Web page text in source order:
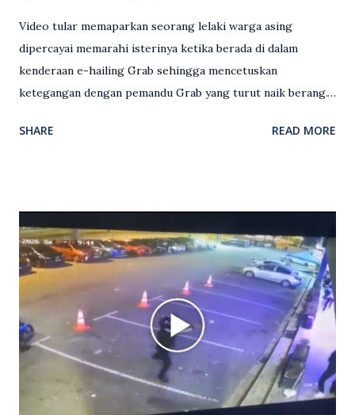
Video tular memaparkan seorang lelaki warga asing
dipercayai memarahi isterinya ketika berada di dalam
kenderaan e-hailing Grab sehingga mencetuskan
ketegangan dengan pemandu Grab yang turut naik berang.
antara seorang lelaki warga asing dengan pemandu Grab
Grab bertindak mempertahankan wanita terbabit sebelum
berlaku pertikaman lidah antara kedua-dua pihak. Video
berkenaan kini tular di media sosial dan mendapat pelbagai
reaksi orang ramai. Antara komen orang awam yang tular di
media sosial mengenai insiden tersebut ialah ramai yang
meluahkan rasa marah terhadap tindakan lelaki berkenaan
serta memuji pemandu Grab kerana campur tangan.
Sebahagian netizen turut meminta pihak berkuasa
mengambil tindakan tegas, manakala ada yang bersimpati
SHARE READ MORE